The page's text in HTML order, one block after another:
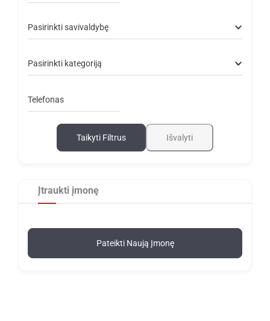
Pasirinkti savivaldybę
Pasirinkti kategoriją
Telefonas
Taikyti Filtrus Išvalyti
Įtraukti įmonę
Pateikti Naują Įmonę